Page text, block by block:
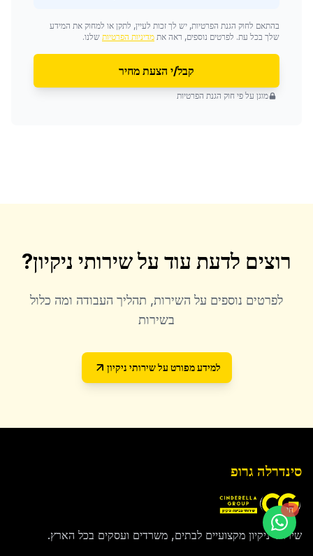
בהתאם לחוק הגנת הפרטיות, יש לך זכות לעיין, לתקן או למחוק את המידע
שלך בכל עת. לפרטים נוספים, ראה את מדיניות הפרטיות שלנו.
קבל/י הצעת מחיר
מוגן על פי חוק הגנת הפרטיות
רוצים לדעת עוד עלשירותי ניקיון?
לפרטים נוספים על השירות, תהליך העבודה ומה כלול
בשירות
למידע מפורט עלשירותי ניקיון
סינדרלה גרופ
שירותי ניקיון מקצועיים לבתים, משרדים ועסקים בכל הארץ.
חי